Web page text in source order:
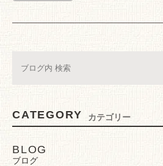
CATEGORY カテゴリー
BLOG
ブログ